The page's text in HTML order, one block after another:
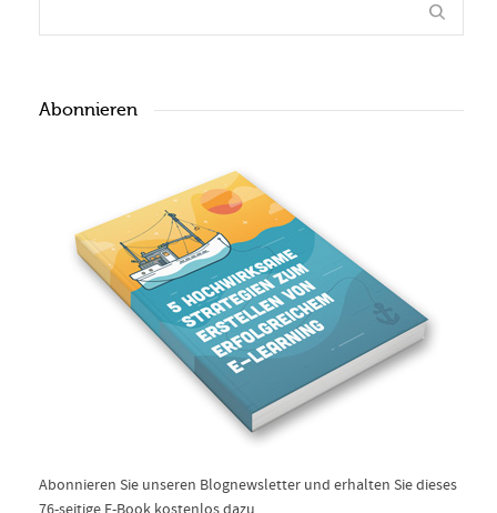
Abonnieren
Abonnieren Sie unseren Blognewsletter und erhalten Sie dieses